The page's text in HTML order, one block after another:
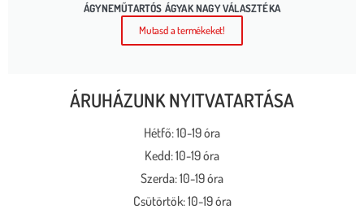
ÁGYNEMŰTARTÓS ÁGYAK NAGY VÁLASZTÉKA
Mutasd a termékeket!
ÁRUHÁZUNK NYITVATARTÁSA
Hétfő: 10-19 óra
Kedd: 10-19 óra
Szerda: 10-19 óra
Csütörtök: 10-19 óra